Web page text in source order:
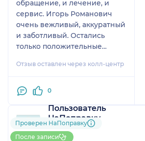
обращение, и лечение, и
сервис. Игорь Романович
очень вежливый, аккуратный
и заботливый. Остались
только положительные
Отзыв оставлен через колл-центр
0
Пользователь
НаПоправку
1 отзыв
До 5 записей через
Проверен НаПоправку
После записи